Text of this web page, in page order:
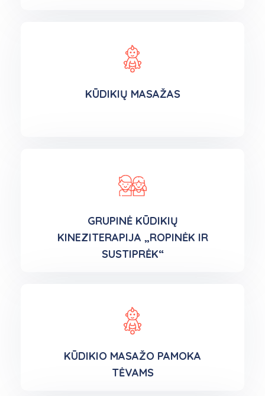
KŪDIKIŲ MASAŽAS
GRUPINĖ KŪDIKIŲ
KINEZITERAPIJA „ROPINĖK IR
SUSTIPRĖK“
KŪDIKIO MASAŽO PAMOKA
TĖVAMS